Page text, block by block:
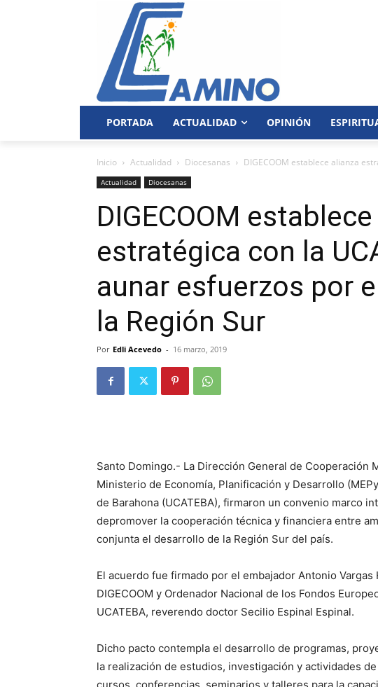
PORTADA ACTUALIDAD OPINIÓN
Inicio Actualidad Diocesanas DIGECOOM establece alianza
Actualidad Diocesanas
DIGECOOM
estratégica con la
aunar esfuerzos por
la Región Sur
Por Edli Acevedo - 16 marzo, 2019
Santo Domingo.- La Dirección General de Cooperación
Ministerio de Economía, Planificación y Desa­rrollo
de Barahona (UCATEBA), firmaron un convenio marco
depromover la cooperación técnica y financiera entre
conjunta el desarrollo de la Región Sur del país.
El acuerdo fue firmado por el embajador Antonio
DIGECOOM y Ordenador Nacional de los Fondos
UCATEBA, reverendo doctor Secilio Espinal Espinal.
Dicho pacto contempla el desa­rrollo de programas,
la realización de estudios, investigación y actividades